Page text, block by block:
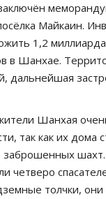
Майкаин.
1,2
в Шанхае.
дальнейшая
Шанхая
так как их дома
заброшенных
четверо
толчки, они